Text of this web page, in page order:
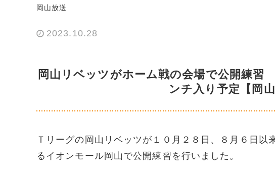
岡山放送
2023.10.28
岡山リベッツがホーム戦の会場で公開練
ンチ入り予定【岡山
Ｔリーグの岡山リベッツが１０月２８日、８月６日以
るイオンモール岡山で公開練習を行いました。